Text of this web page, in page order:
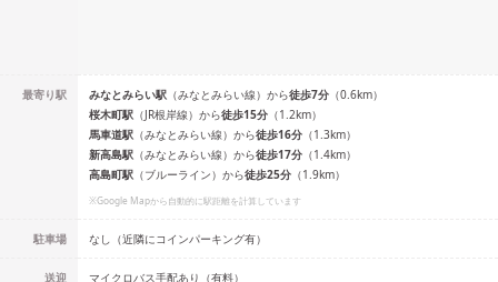
最寄り駅 みなとみらい駅 （みなとみらい線） から徒歩7分 （0.6km）
桜木町駅 （JR根岸線） から徒歩15分 （1.2km）
馬車道駅 （みなとみらい線） から徒歩16分 （1.3km）
新高島駅 （みなとみらい線） から徒歩17分 （1.4km）
高島町駅 （ブルーライン） から徒歩25分 （1.9km）
※Google Mapから自動的に駅距離を計算しています
駐車場 なし（近隣にコインパーキング有）
送迎 マイクロバス手配あり（有料）